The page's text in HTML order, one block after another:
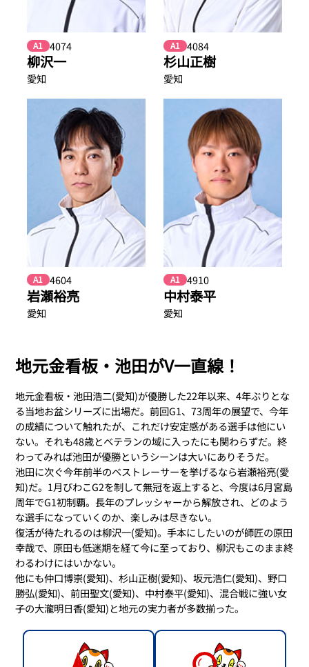
A1 4074
柳沢一
愛知
A1 4084
杉山正樹
愛知
A1 4604
岩瀬裕亮
愛知
A1 4910
中村泰平
愛知
地元金看板・池田がV一直線！
地元金看板・池田浩二(愛知)が優勝した22年以来、4年ぶりとな
る当地お盆シリーズに出場だ。前回G1、73周年の展望で、今年
の成績について触れたが、これだけ安定感がある選手は他にい
ない。それも48歳とベテランの域に入ったにも関わらずだ。終
わってみれば池田が優勝というシーンは大いにありそうだ。
池田に次ぐ今年前半のベストレーサーを挙げるなら岩瀬裕亮(愛
知)だ。1月びわこG2を制して無冠を返上すると、今度は6月宮島
周年でG1初制覇。長年のプレッシャーから解放され、どのよう
な選手になっていくのか、楽しみは尽きない。
復活が待たれるのは柳沢一(愛知)。手本にしたいのが師匠の原田
幸哉で、原田も低迷期を経て今に至っており、柳沢もこのまま終
わるわけにはいかない。
他にも仲口博崇(愛知)、杉山正樹(愛知)、坂元浩仁(愛知)、野口
勝弘(愛知)、前田聖文(愛知)、中村泰平(愛知)、混合戦に強い女
子の大瀧明日香(愛知)と地元の実力者が多数揃った。